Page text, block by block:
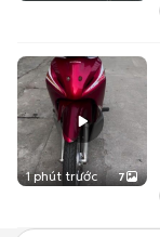
1 phút trước 7